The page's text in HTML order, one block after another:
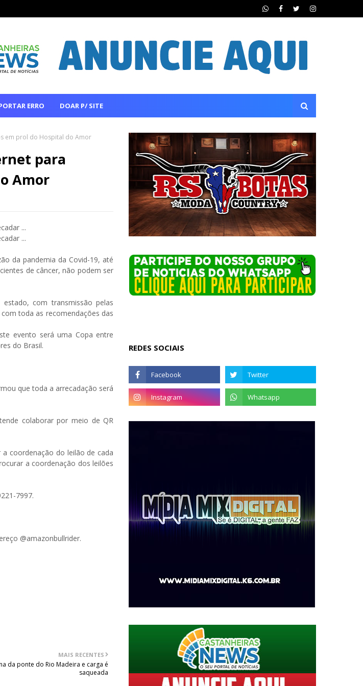
ERRO DOAR P/ SITE
em prol do Hospital do Amor
para
Amor
da pandemia da Covid-19, até
de câncer, não podem ser
com transmissão pelas
toda as recomendações das
evento será uma Copa entre
do Brasil.
que toda a arrecadação será
colaborar por meio de QR
coordenação do leilão de cada
a coordenação dos leilões
7997.
@amazonbullrider.
MAIS RECENTES
da ponte do Rio Madeira e carga é
saqueada
REDES SOCIAIS